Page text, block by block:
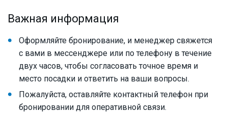
Важная информация
Оформляйте бронирование, и менеджер свяжется
с вами в мессенджере или по телефону в течение
двух часов, чтобы согласовать точное время и
место посадки и ответить на ваши вопросы.
Пожалуйста, оставляйте контактный телефон при
бронировании для оперативной связи.